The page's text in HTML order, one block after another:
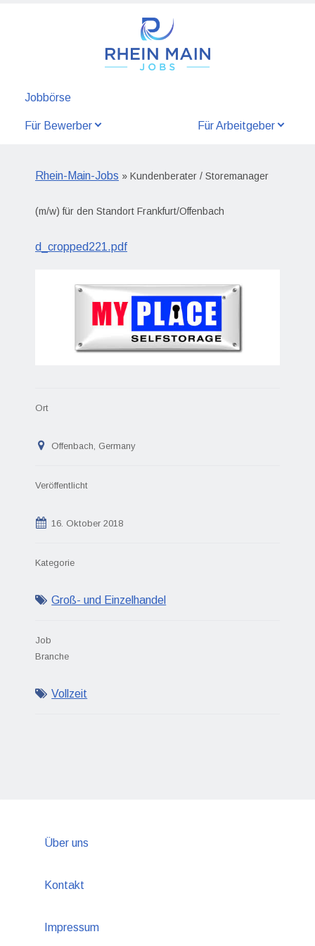
Jobbörse
Für Bewerber Für Arbeitgeber
Rhein-Main-Jobs » Kundenberater / Storemanager
(m/w) für den Standort Frankfurt/Offenbach
d_cropped221.pdf
Ort
Offenbach, Germany
Veröffentlicht
16. Oktober 2018
Kategorie
Groß- und Einzelhandel
Job
Branche
Vollzeit
Über uns
Kontakt
Impressum